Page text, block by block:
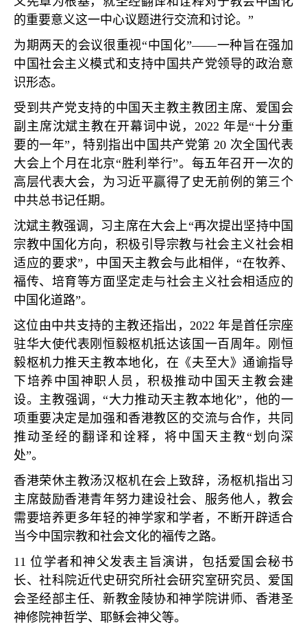
的重要意义这一中心议题进行交流和讨论。 ”
为期两天的会议很重视“中国化”——一种旨在强加
中国社会主义模式和支持中国共产党领导的政治意
识形态。
受到共产党支持的中国天主教主教团主席、爱国会
副主席沈斌主教在开幕词中说， 2022 年是“十分重
要的一年” ，特别指出中国共产党第 20 次全国代表
大会上个月在北京“胜利举行”。每五年召开一次的
高层代表大会，为习近平赢得了史无前例的第三个
中共总书记任期。
沈斌主教强调，习主席在大会上“再次提出坚持中国
宗教中国化方向，积极引导宗教与社会主义社会相
适应的要求” ，中国天主教会与此相伴，“在牧养、
福传、培育等方面坚定走与社会主义社会相适应的
中国化道路”。
这位由中共支持的主教还指出， 2022年是首任宗座
驻华大使代表刚恒毅枢机抵达该国一百周年。刚恒
毅枢机力推天主教本地化，在《夫至大》通谕指导
下培养中国神职人员，积极推动中国天主教会建
设。主教强调，“大力推动天主教本地化” ，他的一
项重要决定是加强和香港教区的交流与合作，共同
推动圣经的翻译和诠释，将中国天主教“划向深
处”。
香港荣休主教汤汉枢机在会上致辞，汤枢机指出习
主席鼓励香港青年努力建设社会、服务他人，教会
需要培养更多年轻的神学家和学者，不断开辟适合
当今中国宗教和社会文化的福传之路。
11位学者和神父发表主旨演讲，包括爱国会秘书
长、社科院近代史研究所社会研究室研究员、爱国
会圣经部主任、新教金陵协和神学院讲师、香港圣
神修院神哲学、耶稣会神父等。